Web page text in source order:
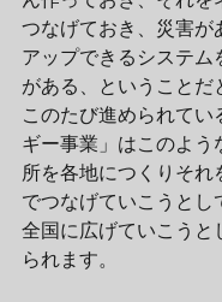
つなげておき、災害が
アップできるシステム
がある、ということだ
このたび進められて
ギー事業」はこのよう
所を各地につくりそれ
でつなげていこうとし
全国に広げていこうと
られます。